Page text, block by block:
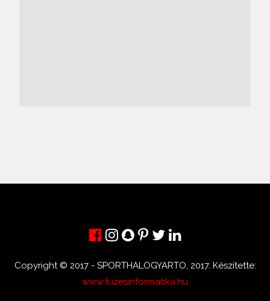
Copyright © 2017 - SPORTHALOGYARTO, 2017. Készítette:
www.fuzesinformatika.hu